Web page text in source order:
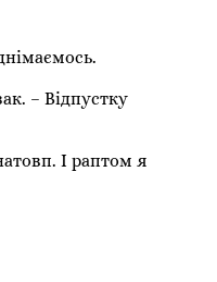
– Відпустку
І раптом я